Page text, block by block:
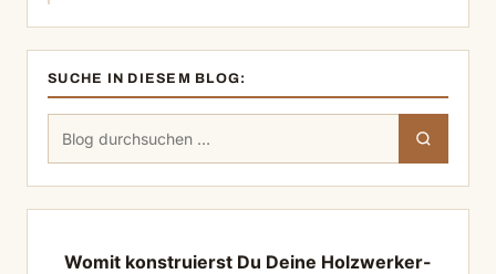
SUCHE IN DIESEM BLOG:
Suchen
Womit konstruierst Du Deine Holzwerker-